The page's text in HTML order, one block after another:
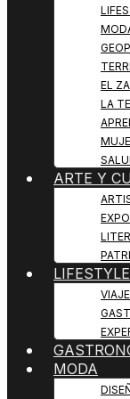
EL
LA
ARTE Y
LIFESTYLE
MODA